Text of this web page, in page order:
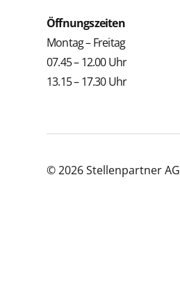
Öffnungszeiten
Montag – Freitag
07.45 – 12.00 Uhr
13.15 – 17.30 Uhr
© 2026 Stellenpartner AG